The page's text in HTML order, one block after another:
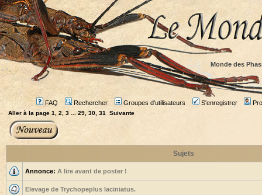
Monde des
FAQ Rechercher Groupes d'utilisateurs S'enregistrer
Aller à la page 1 2 3 ...29 30 31 Suivante
Sujets
Annonce: A lire avant de poster !
Elevage de Trychopeplus laciniatus.